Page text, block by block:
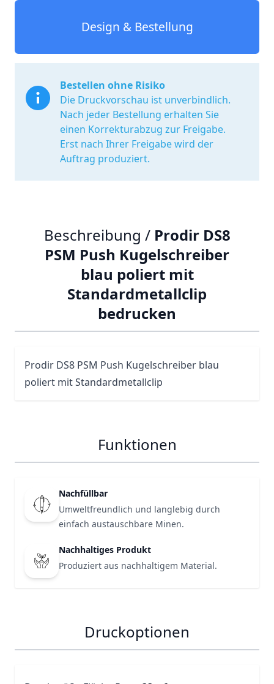
Design & Bestellung
Bestellen ohne Risiko
Die Druckvorschau ist unverbindlich.
Nach jeder Bestellung erhalten Sie
einen Korrekturabzug zur Freigabe.
Erst nach Ihrer Freigabe wird der
Auftrag produziert.
Beschreibung / Prodir DS8
PSM Push Kugelschreiber
blau poliert mit
Standardmetallclip
bedrucken
Prodir DS8 PSM Push Kugelschreiber blau
poliert mit Standardmetallclip
Funktionen
Nachfüllbar
Umweltfreundlich und langlebig durch
einfach austauschbare Minen.
Nachhaltiges Produkt
Produziert aus nachhaltigem Material.
Druckoptionen